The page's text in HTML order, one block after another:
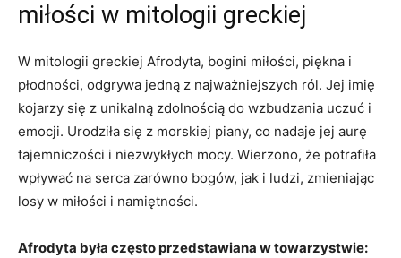
miłości w mitologii greckiej
W mitologii greckiej Afrodyta, bogini miłości, piękna i
płodności, odgrywa jedną z najważniejszych ról. Jej imię
kojarzy się z unikalną zdolnością do wzbudzania uczuć i
emocji. Urodziła się z morskiej piany, co nadaje jej aurę
tajemniczości i niezwykłych mocy. Wierzono, że potrafiła
wpływać na serca zarówno bogów, jak i ludzi, zmieniając
losy w miłości i namiętności.
Afrodyta była często przedstawiana w towarzystwie: